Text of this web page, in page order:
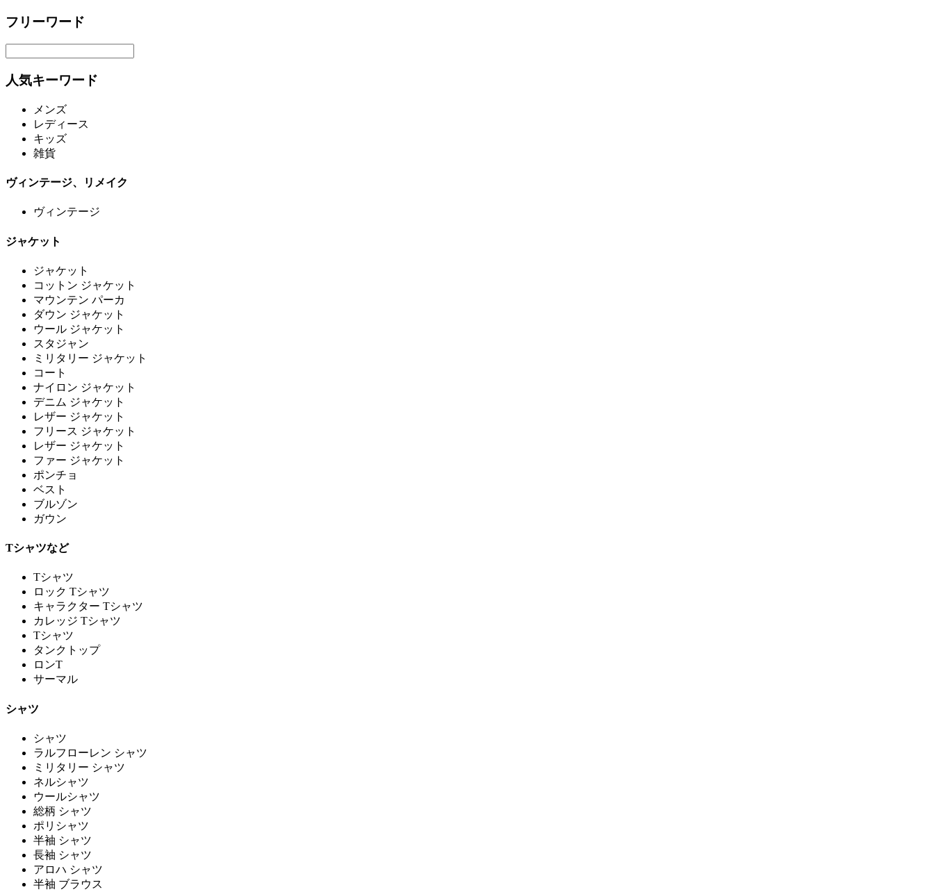
フリーワード
人気キーワード
メンズ
レディース
キッズ
雑貨
ヴィンテージ、リメイク
ヴィンテージ
ジャケット
ジャケット
コットン ジャケット
マウンテン パーカ
ダウン ジャケット
ウール ジャケット
スタジャン
ミリタリー ジャケット
コート
ナイロン ジャケット
デニム ジャケット
レザー ジャケット
フリース ジャケット
レザー ジャケット
ファー ジャケット
ポンチョ
ベスト
ブルゾン
ガウン
Tシャツなど
Tシャツ
ロック Tシャツ
キャラクター Tシャツ
カレッジ Tシャツ
Tシャツ
タンクトップ
ロンT
サーマル
シャツ
シャツ
ラルフローレン シャツ
ミリタリー シャツ
ネルシャツ
ウールシャツ
総柄 シャツ
ポリシャツ
半袖 シャツ
長袖 シャツ
アロハ シャツ
半袖 ブラウス